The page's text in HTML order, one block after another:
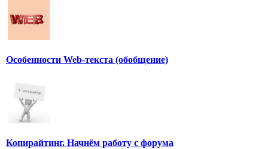
Особенности Web-текста (обобщение)
Копирайтинг. Начнём работу с форума